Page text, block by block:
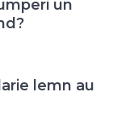
un
lemn au